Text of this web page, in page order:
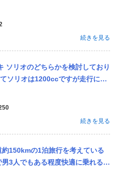
の購入を考えています 大きさは
続きを見る
ソリオのどちらかを検討しており
ソリオは1200ccですが走行に安
。どちらがお勧めか詳しい方...
続きを見る
150kmの1泊旅行を考えている
3人でもある程度快適に乗れるも
有料の場所があるそうですが